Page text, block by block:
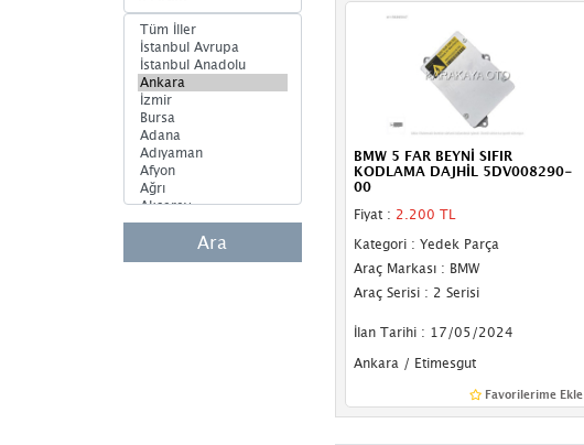
Cam Motoru
Darbe Sensörü
Depo Kapağı Motoru
Eksantrik Sensörü
El Freni Butonu
El Freni Motoru
Ara
BMW 5 FAR BEYNİ SIFIR
KODLAMA DAJHİL 5DV008290-
00
Fiyat : 2.200 TL
Kategori : Yedek Parça
Araç Markası : BMW
Araç Serisi : 2 Serisi
İlan Tarihi : 17/05/2024
Ankara / Etimesgut
Favorilerime Ekle